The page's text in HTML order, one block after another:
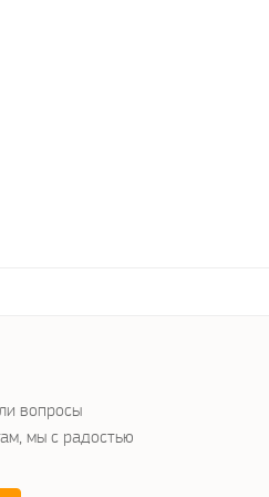
вопросы
мы с радостью